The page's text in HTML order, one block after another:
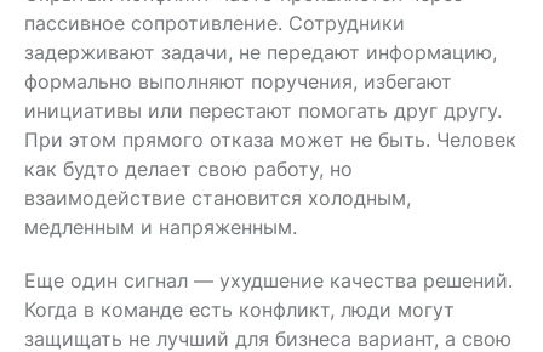
пассивное сопротивление. Сотрудники
задерживают задачи, не передают информацию,
формально выполняют поручения, избегают
инициативы или перестают помогать друг другу.
При этом прямого отказа может не быть. Человек
как будто делает свою работу, но
взаимодействие становится холодным,
медленным и напряженным.
Еще один сигнал — ухудшение качества решений.
Когда в команде есть конфликт, люди могут
защищать не лучший для бизнеса вариант, а свою